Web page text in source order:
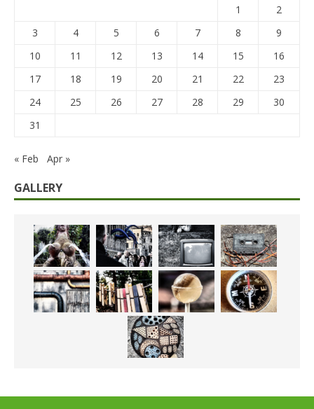
1
2
3
4 5 6 7 8
9
10
11 12 13 14 15
16
17
18 19 20 21 22
23
24
25 26 27 28 29
30
31
« Feb Apr »
GALLERY